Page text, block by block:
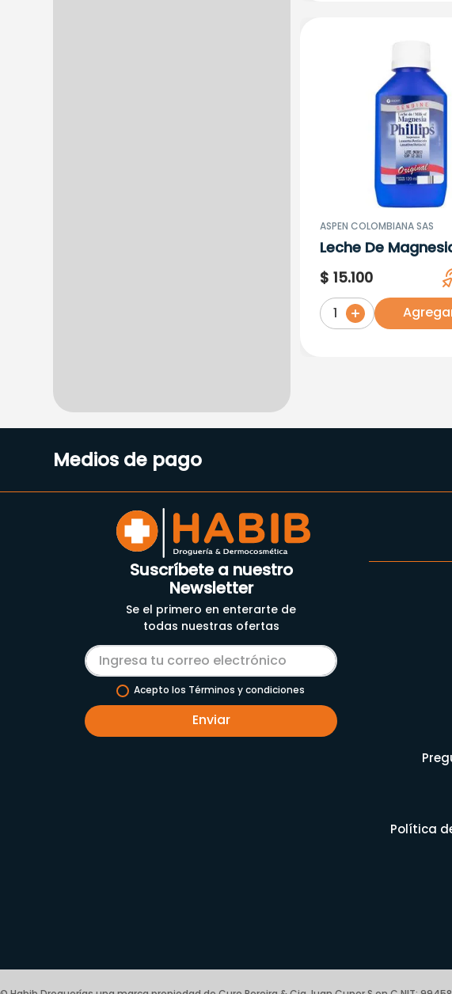
ASPEN COLOMBIANA SAS
Leche De
Phillips (Hidro-
120ML
$ 15.100
1
Medios de pago
Suscríbete a nuestro
Newsletter
Se el primero en enterarte de
todas nuestras ofertas
Acepto los Términos y condiciones
Enviar
Política